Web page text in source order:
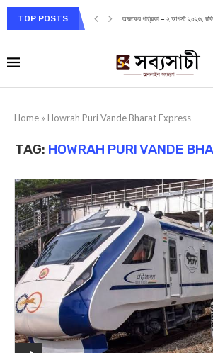
TOP POSTS আজকের পত্রিকা – ২ আগস্ট ২০২৬,
Home » Howrah Puri Vande Bharat Express
TAG: HOWRAH PURI VANDE